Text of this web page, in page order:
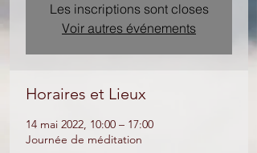
Les inscriptions sont closes
Voir autres événements
Horaires et Lieux
14 mai 2022, 10:00 – 17:00
Journée de méditation